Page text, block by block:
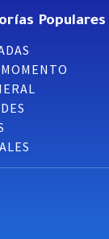
Populares